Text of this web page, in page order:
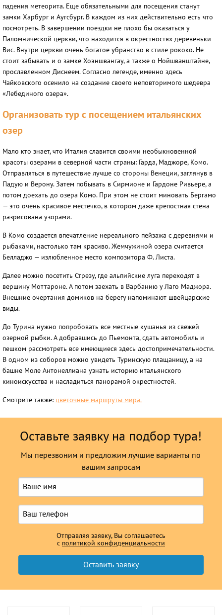
падения метеорита. Еще обязательными для посещения станут
замки Харбург и Аугсбург. В каждом из них действительно есть что
посмотреть. В завершении поездки не плохо бы оказаться у
Паломнической церкви, что находится в окрестностях деревеньки
Вис. Внутри церкви очень богатое убранство в стиле рококо. Не
стоит забывать и о замке Хоэншвангау, а также о Нойшванштайне,
прославленном Диснеем. Согласно легенде, именно здесь
Чайковского осенило на создание своего неповторимого шедевра
«Лебединого озера».
Организовать тур с посещением итальянских
озер
Мало кто знает, что Италия славится своими необыкновенной
красоты озерами в северной части страны: Гарда, Маджоре, Комо.
Отправляться в путешествие лучше со стороны Венеции, заглянув в
Падую и Верону. Затем побывать в Сирмионе и Гардоне Ривьере, а
потом доехать до озера Комо. При этом не стоит миновать Бергамо
— это очень красивое местечко, в котором даже крепостная стена
разрисована узорами.
В Комо создается впечатление нереального пейзажа с деревнями и
рыбаками, настолько там красиво. Жемчужиной озера считается
Белладжо — излюбленное место композитора Ф. Листа.
Далее можно посетить Стрезу, где альпийские луга переходят в
вершину Моттароне. А потом заехать в Варбанию у Лаго Маджора.
Внешние очертания домиков на берегу напоминают швейцарские
виды.
До Турина нужно попробовать все местные кушанья из свежей
озерной рыбки. А добравшись до Пьемонта, сдать автомобиль и
пешком рассмотреть все имеющиеся здесь достопримечательности.
В одном из соборов можно увидеть Туринскую плащаницу, а на
башне Моле Антонеллиана узнать историю итальянского
киноискусства и насладиться панорамой окрестностей.
Смотрите также: цветочные маршруты мира.
Оставьте заявку на подбор тура!
Мы перезвоним и предложим лучшие варианты по
вашим запросам
Отправляя заявку, Вы соглашаетесь
с политикой конфиденциальности